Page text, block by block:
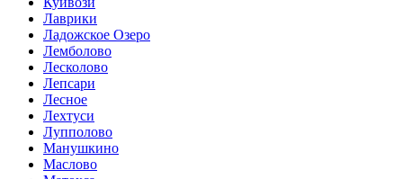
Лаврики
Ладожское Озеро
Лемболово
Лесколово
Лепсари
Лесное
Лехтуси
Лупполово
Манушкино
Маслово